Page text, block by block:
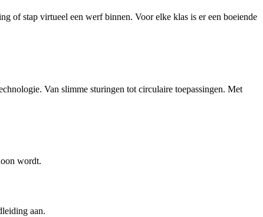
of stap virtueel een werf binnen. Voor elke klas is er een boeiende
Van slimme sturingen tot circulaire toepassingen. Met
wordt.
aan.